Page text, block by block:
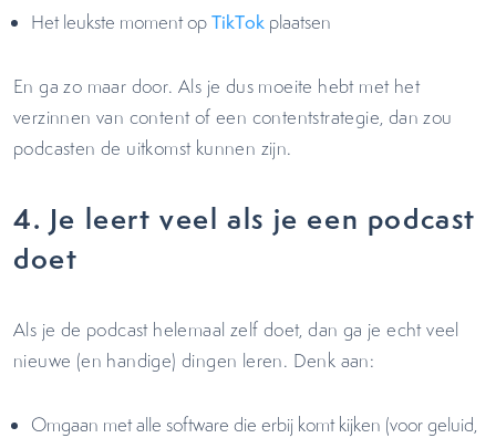
Het leukste moment opTikTok plaatsen
En ga zo maar door. Als je dus moeite hebt met het
verzinnen van content of een contentstrategie, dan zou
podcasten de uitkomst kunnen zijn.
4. Je leert veel als je een podcast
doet
Als je de podcast helemaal zelf doet, dan ga je echt veel
nieuwe (en handige) dingen leren. Denk aan:
Omgaan met alle software die erbij komt kijken (voor geluid,